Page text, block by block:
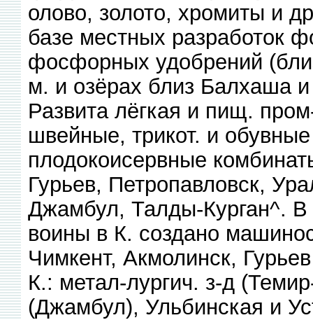
олово, золото, хромиты и
базе местных разработок
фосфорных удобрений
м. и озёрах близ Балхаша
Развита лёгкая и пищ.
швейные, трикот. и
плодокоисервные
Гурьев, Петропавловск,
Джамбул, Талды-Курган^. В
воины в К. создано
Чимкент, Акмолинск,
К.: метал-лургич. з-д
(Джамбул), Ульбинская и